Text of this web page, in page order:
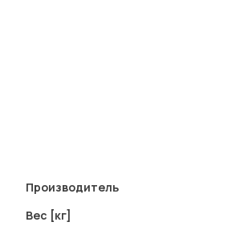
Производитель
Вес [кг]